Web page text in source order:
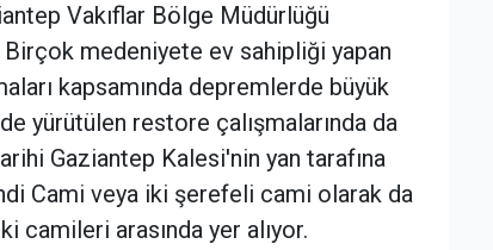
Vakıflar Bölge Müdürlüğü
medeniyete ev sahipliği yapan
kapsamında depremlerde büyük
yürütülen restore çalışmalarında da
Gaziantep Kalesi'nin yan tarafına
Cami veya iki şerefeli cami olarak da
camileri arasında yer alıyor.